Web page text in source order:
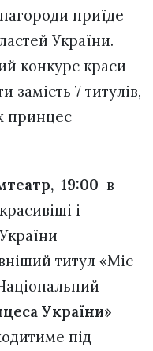
приїде
України.
конкурс краси
замість 7 титулів,
принцес
19:00 в
і
титул «Міс
України»
під